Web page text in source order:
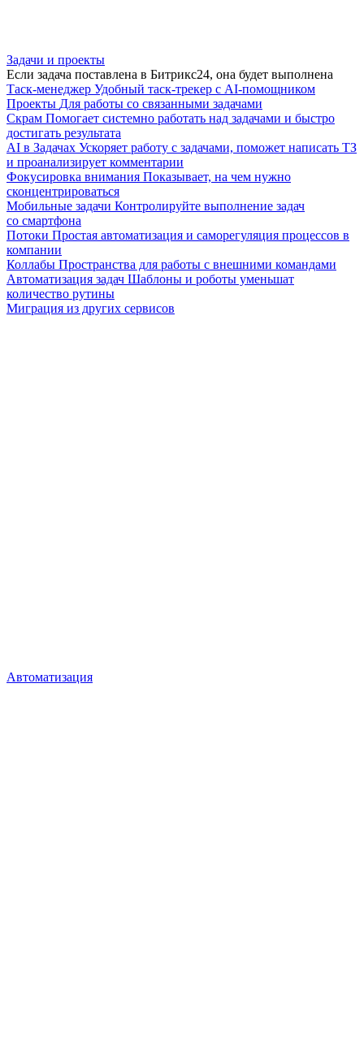
Задачи и проекты
Если задача поставлена в Битрикс24, она будет выполнена
Таск-менеджер Удобный таск-трекер с AI-помощником
Проекты Для работы со связанными задачами
Скрам Помогает системно работать над задачами и быстро
достигать результата
AI в Задачах Ускоряет работу с задачами, поможет написать ТЗ
и проанализирует комментарии
Фокусировка внимания Показывает, на чем нужно
сконцентрироваться
Мобильные задачи Контролируйте выполнение задач
со смартфона
Потоки Простая автоматизация и саморегуляция процессов в
компании
Коллабы Пространства для работы с внешними командами
Автоматизация задач Шаблоны и роботы уменьшат
количество рутины
Миграция из других сервисов
Автоматизация